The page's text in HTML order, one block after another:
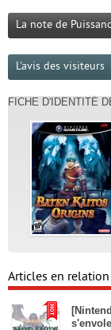
La note de
L'avis des visiteurs
FICHE D'IDENTITÉ
Articles en relation